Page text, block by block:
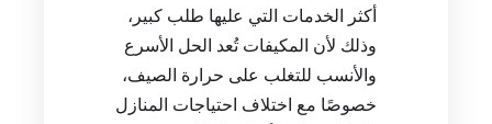
أكثر الخدمات التي عليها طلب كبير،
وذلك لأن المكيفات تُعد الحل الأسرع
والأنسب للتغلب على حرارة الصيف،
خصوصًا مع اختلاف احتياجات المنازل